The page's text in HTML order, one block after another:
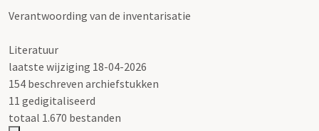
Verantwoording van de inventarisatie
Literatuur
laatste wijziging 18-04-2026
154 beschreven archiefstukken
11 gedigitaliseerd
totaal 1.670 bestanden